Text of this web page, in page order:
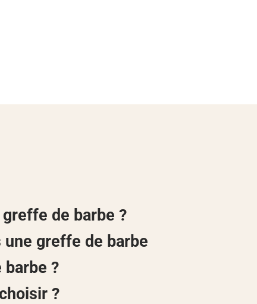
de barbe ?
une greffe de barbe
?
?